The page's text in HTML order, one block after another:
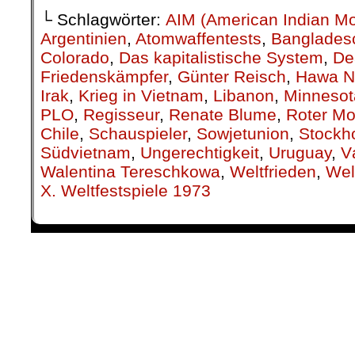
└ Schlagwörter: AIM (American Indian
Argentinien, Atomwaffentests,
Colorado, Das kapitalistische System,
Friedenskämpfer, Günter Reisch, Hawa
Irak, Krieg in Vietnam, Libanon,
PLO, Regisseur, Renate Blume, Roter
Chile, Schauspieler, Sowjetunion,
Südvietnam, Ungerechtigkeit, Uruguay,
Walentina Tereschkowa, Weltfrieden,
X. Weltfestspiele 1973